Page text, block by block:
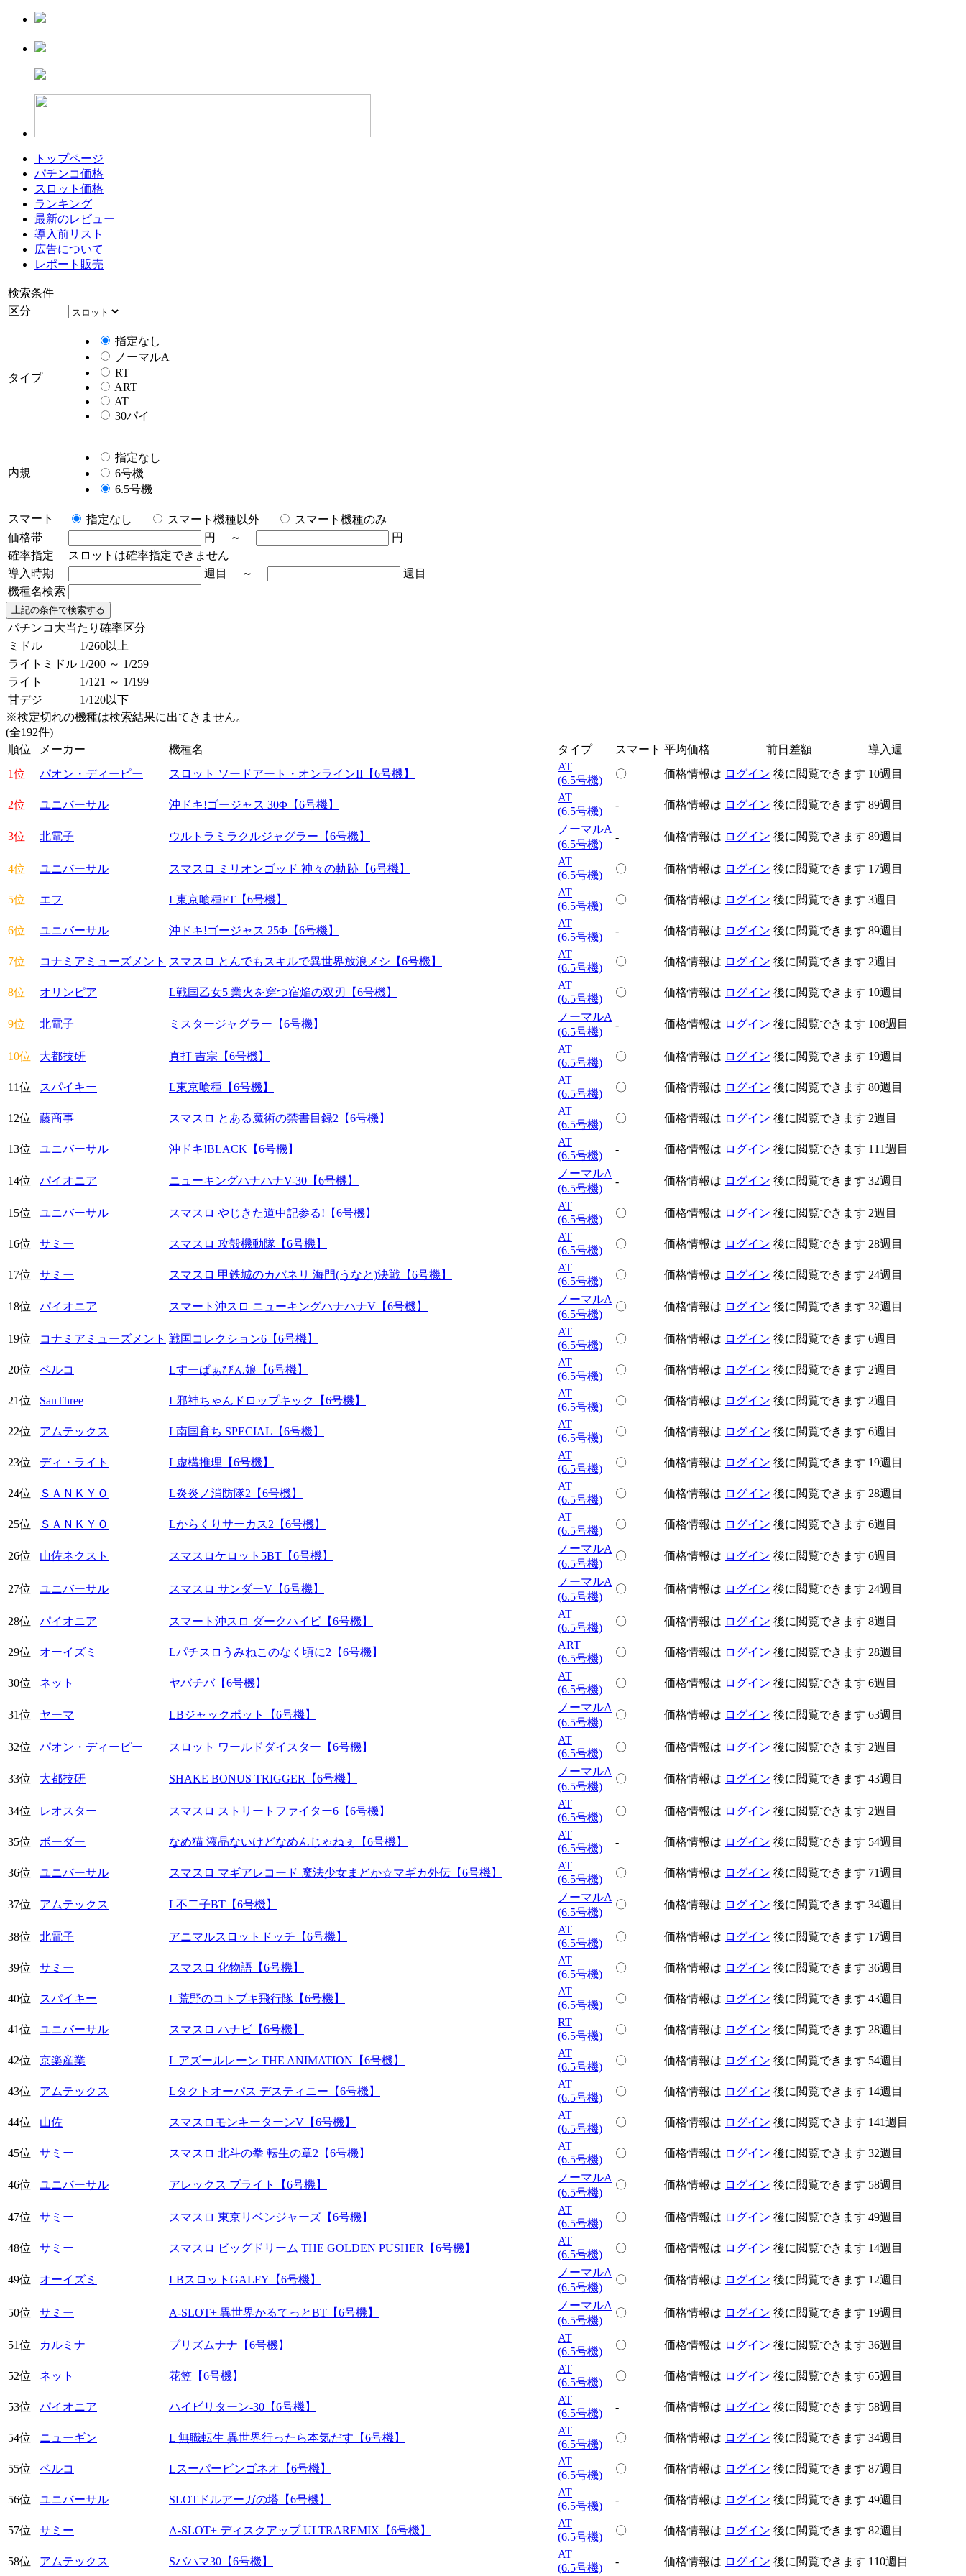
トップページ
パチンコ価格
スロット価格
ランキング
最新のレビュー
導入前リスト
広告について
レポート販売
検索条件
区分
タイプ
指定なし
ノーマルA
RT
ART
AT
30パイ
内規
指定なし
6号機
6.5号機
スマート 指定なし スマート機種以外
スマート機種のみ
価格帯
円 ～
円
確率指定
スロットは確率指定できません
導入時期
週目 ～
週目
機種名検索
パチンコ大当たり確率区分
ミドル
1/260以上
ライトミドル 1/200 ～ 1/259
ライト
1/121 ～ 1/199
甘デジ
1/120以下
※検定切れの機種は検索結果に出てきません。
(全192件)
順位
メーカー 機種名 タイプ スマート 平均価格 前日差額
導入週
1位
パオン・ディーピー スロット ソードアート・オンラインII【6号機】
AT
(6.5号機)
〇 価格情報は ログイン 後に閲覧できます 10週目
2位 ユニバーサル 沖ドキ!ゴージャス 30Φ【6号機】
AT
(6.5号機)
- 価格情報は ログイン 後に閲覧できます 89週目
3位 北電子 ウルトラミラクルジャグラー【6号機】
ノーマルA
(6.5号機)
- 価格情報は ログイン 後に閲覧できます 89週目
4位 ユニバーサル スマスロ ミリオンゴッド 神々の軌跡【6号機】
AT
(6.5号機)
〇 価格情報は ログイン 後に閲覧できます 17週目
5位 エフ L東京喰種FT【6号機】
AT
(6.5号機)
〇 価格情報は ログイン 後に閲覧できます 3週目
6位 ユニバーサル 沖ドキ!ゴージャス 25Φ【6号機】
AT
(6.5号機)
- 価格情報は ログイン 後に閲覧できます 89週目
7位 コナミアミューズメント スマスロ とんでもスキルで異世界放浪メシ【6号機】
AT
(6.5号機)
〇 価格情報は ログイン 後に閲覧できます 2週目
8位 オリンピア L戦国乙女5 業火を穿つ宿焔の双刃【6号機】
AT
(6.5号機)
〇 価格情報は ログイン 後に閲覧できます 10週目
9位 北電子 ミスタージャグラー【6号機】
ノーマルA
(6.5号機)
- 価格情報は ログイン 後に閲覧できます 108週目
10位 大都技研 真打 吉宗【6号機】
AT
(6.5号機)
〇 価格情報は ログイン 後に閲覧できます 19週目
11位 スパイキー L東京喰種【6号機】
AT
(6.5号機)
〇 価格情報は ログイン 後に閲覧できます 80週目
12位 藤商事 スマスロ とある魔術の禁書目録2【6号機】
AT
(6.5号機)
〇 価格情報は ログイン 後に閲覧できます 2週目
13位 ユニバーサル 沖ドキ!BLACK【6号機】
AT
(6.5号機)
- 価格情報は ログイン 後に閲覧できます 111週目
14位 パイオニア ニューキングハナハナV-30【6号機】
ノーマルA
(6.5号機)
- 価格情報は ログイン 後に閲覧できます 32週目
15位 ユニバーサル スマスロ やじきた道中記参る!【6号機】
AT
(6.5号機)
〇 価格情報は ログイン 後に閲覧できます 2週目
16位 サミー スマスロ 攻殻機動隊【6号機】
AT
(6.5号機)
〇 価格情報は ログイン 後に閲覧できます 28週目
17位 サミー スマスロ 甲鉄城のカバネリ 海門(うなと)決戦【6号機】
AT
(6.5号機)
〇 価格情報は ログイン 後に閲覧できます 24週目
18位 パイオニア スマート沖スロ ニューキングハナハナV【6号機】
ノーマルA
(6.5号機)
〇 価格情報は ログイン 後に閲覧できます 32週目
19位 コナミアミューズメント 戦国コレクション6【6号機】
AT
(6.5号機)
〇 価格情報は ログイン 後に閲覧できます 6週目
20位 ベルコ Lすーぱぁびん娘【6号機】
AT
(6.5号機)
〇 価格情報は ログイン 後に閲覧できます 2週目
21位 SanThree L邪神ちゃんドロップキック【6号機】
AT
(6.5号機)
〇 価格情報は ログイン 後に閲覧できます 2週目
22位 アムテックス L南国育ち SPECIAL【6号機】
AT
(6.5号機)
〇 価格情報は ログイン 後に閲覧できます 6週目
23位 ディ・ライト L虚構推理【6号機】
AT
(6.5号機)
〇 価格情報は ログイン 後に閲覧できます 19週目
24位 ＳＡＮＫＹＯ L炎炎ノ消防隊2【6号機】
AT
(6.5号機)
〇 価格情報は ログイン 後に閲覧できます 28週目
25位 ＳＡＮＫＹＯ Lからくりサーカス2【6号機】
AT
(6.5号機)
〇 価格情報は ログイン 後に閲覧できます 6週目
26位 山佐ネクスト スマスロケロット5BT【6号機】
ノーマルA
(6.5号機)
〇 価格情報は ログイン 後に閲覧できます 6週目
27位 ユニバーサル スマスロ サンダーV【6号機】
ノーマルA
(6.5号機)
〇 価格情報は ログイン 後に閲覧できます 24週目
28位 パイオニア スマート沖スロ ダークハイビ【6号機】
AT
(6.5号機)
〇 価格情報は ログイン 後に閲覧できます 8週目
29位 オーイズミ Lパチスロうみねこのなく頃に2【6号機】
ART
(6.5号機)
〇 価格情報は ログイン 後に閲覧できます 28週目
30位 ネット ヤバチバ【6号機】
AT
(6.5号機)
〇 価格情報は ログイン 後に閲覧できます 6週目
31位 ヤーマ LBジャックポット【6号機】
ノーマルA
(6.5号機)
〇 価格情報は ログイン 後に閲覧できます 63週目
32位 パオン・ディーピー スロット ワールドダイスター【6号機】
AT
(6.5号機)
〇 価格情報は ログイン 後に閲覧できます 2週目
33位 大都技研 SHAKE BONUS TRIGGER【6号機】
ノーマルA
(6.5号機)
〇 価格情報は ログイン 後に閲覧できます 43週目
34位 レオスター スマスロ ストリートファイター6【6号機】
AT
(6.5号機)
〇 価格情報は ログイン 後に閲覧できます 2週目
35位 ボーダー なめ猫 液晶ないけどなめんじゃねぇ【6号機】
AT
(6.5号機)
- 価格情報は ログイン 後に閲覧できます 54週目
36位 ユニバーサル スマスロ マギアレコード 魔法少女まどか☆マギカ外伝【6号機】
AT
(6.5号機)
〇 価格情報は ログイン 後に閲覧できます 71週目
37位 アムテックス L不二子BT【6号機】
ノーマルA
(6.5号機)
〇 価格情報は ログイン 後に閲覧できます 34週目
38位 北電子 アニマルスロットドッチ【6号機】
AT
(6.5号機)
〇 価格情報は ログイン 後に閲覧できます 17週目
39位 サミー スマスロ 化物語【6号機】
AT
(6.5号機)
〇 価格情報は ログイン 後に閲覧できます 36週目
40位 スパイキー L 荒野のコトブキ飛行隊【6号機】
AT
(6.5号機)
〇 価格情報は ログイン 後に閲覧できます 43週目
41位 ユニバーサル スマスロ ハナビ【6号機】
RT
(6.5号機)
〇 価格情報は ログイン 後に閲覧できます 28週目
42位 京楽産業 L アズールレーン THE ANIMATION【6号機】
AT
(6.5号機)
〇 価格情報は ログイン 後に閲覧できます 54週目
43位 アムテックス Lタクトオーパス デスティニー【6号機】
AT
(6.5号機)
〇 価格情報は ログイン 後に閲覧できます 14週目
44位 山佐 スマスロモンキーターンV【6号機】
AT
(6.5号機)
〇 価格情報は ログイン 後に閲覧できます 141週目
45位 サミー スマスロ 北斗の拳 転生の章2【6号機】
AT
(6.5号機)
〇 価格情報は ログイン 後に閲覧できます 32週目
46位 ユニバーサル アレックス ブライト【6号機】
ノーマルA
(6.5号機)
〇 価格情報は ログイン 後に閲覧できます 58週目
47位 サミー スマスロ 東京リベンジャーズ【6号機】
AT
(6.5号機)
〇 価格情報は ログイン 後に閲覧できます 49週目
48位 サミー スマスロ ビッグドリーム THE GOLDEN PUSHER【6号機】
AT
(6.5号機)
〇 価格情報は ログイン 後に閲覧できます 14週目
49位 オーイズミ LBスロットGALFY【6号機】
ノーマルA
(6.5号機)
〇 価格情報は ログイン 後に閲覧できます 12週目
50位 サミー A-SLOT+ 異世界かるてっとBT【6号機】
ノーマルA
(6.5号機)
〇 価格情報は ログイン 後に閲覧できます 19週目
51位 カルミナ プリズムナナ【6号機】
AT
(6.5号機)
〇 価格情報は ログイン 後に閲覧できます 36週目
52位 ネット 花笠【6号機】
AT
(6.5号機)
〇 価格情報は ログイン 後に閲覧できます 65週目
53位 パイオニア ハイビリターン-30【6号機】
AT
(6.5号機)
- 価格情報は ログイン 後に閲覧できます 58週目
54位 ニューギン L 無職転生 異世界行ったら本気だす【6号機】
AT
(6.5号機)
〇 価格情報は ログイン 後に閲覧できます 34週目
55位 ベルコ Lスーパービンゴネオ【6号機】
AT
(6.5号機)
〇 価格情報は ログイン 後に閲覧できます 87週目
56位 ユニバーサル SLOTドルアーガの塔【6号機】
AT
(6.5号機)
- 価格情報は ログイン 後に閲覧できます 49週目
57位 サミー A-SLOT+ ディスクアップ ULTRAREMIX【6号機】
AT
(6.5号機)
〇 価格情報は ログイン 後に閲覧できます 82週目
58位 アムテックス Sバハマ30【6号機】
AT
(6.5号機)
- 価格情報は ログイン 後に閲覧できます 110週目